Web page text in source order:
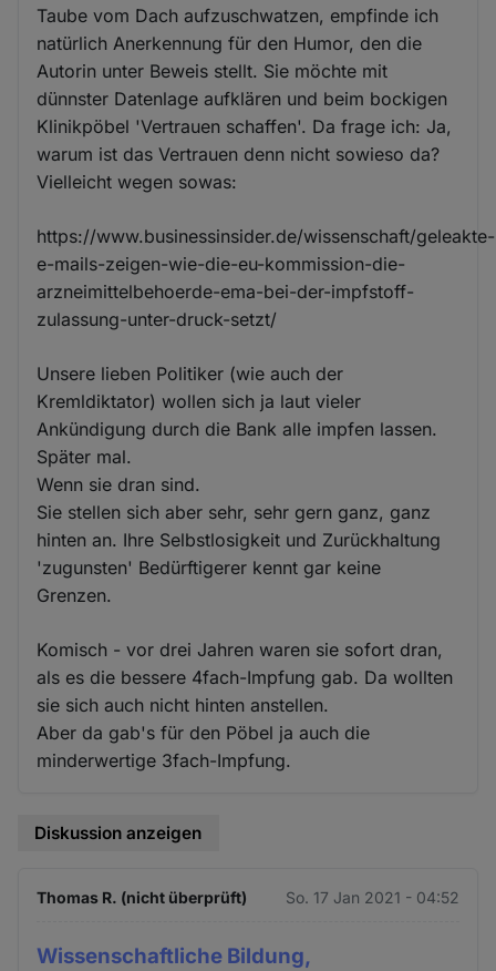
Taube vom Dach aufzuschwatzen, empfinde ich
natürlich Anerkennung für den Humor, den die
Autorin unter Beweis stellt. Sie möchte mit
dünnster Datenlage aufklären und beim bockigen
Klinikpöbel 'Vertrauen schaffen'. Da frage ich: Ja,
warum ist das Vertrauen denn nicht sowieso da?
Vielleicht wegen sowas:
https://www.businessinsider.de/wissenschaft/geleakte-
e-mails-zeigen-wie-die-eu-kommission-die-
arzneimittelbehoerde-ema-bei-der-impfstoff-
zulassung-unter-druck-setzt/
Unsere lieben Politiker (wie auch der
Kremldiktator) wollen sich ja laut vieler
Ankündigung durch die Bank alle impfen lassen.
Später mal.
Wenn sie dran sind.
Sie stellen sich aber sehr, sehr gern ganz, ganz
hinten an. Ihre Selbstlosigkeit und Zurückhaltung
'zugunsten' Bedürftigerer kennt gar keine
Grenzen.
Komisch - vor drei Jahren waren sie sofort dran,
als es die bessere 4fach-Impfung gab. Da wollten
sie sich auch nicht hinten anstellen.
Aber da gab's für den Pöbel ja auch die
minderwertige 3fach-Impfung.
Diskussion anzeigen
Thomas R. (nicht überprüft) So. 17 Jan 2021 - 04:52
Wissenschaftliche Bildung,